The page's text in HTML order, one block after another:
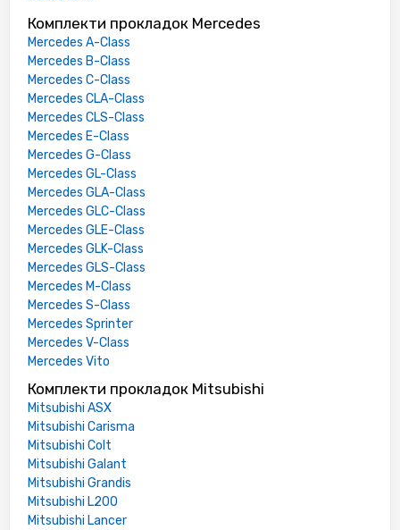
Комплекти прокладок Mercedes
Mercedes A-Class
Mercedes B-Class
Mercedes C-Class
Mercedes CLA-Class
Mercedes CLS-Class
Mercedes E-Class
Mercedes G-Class
Mercedes GL-Class
Mercedes GLA-Class
Mercedes GLC-Class
Mercedes GLE-Class
Mercedes GLK-Class
Mercedes GLS-Class
Mercedes M-Class
Mercedes S-Class
Mercedes Sprinter
Mercedes V-Class
Mercedes Vito
Комплекти прокладок Mitsubishi
Mitsubishi ASX
Mitsubishi Carisma
Mitsubishi Colt
Mitsubishi Galant
Mitsubishi Grandis
Mitsubishi L200
Mitsubishi Lancer